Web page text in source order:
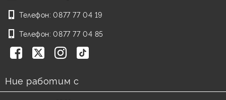
Телефон: 0877 77 04 19
Телефон: 0877 77 04 85
Ние работим с